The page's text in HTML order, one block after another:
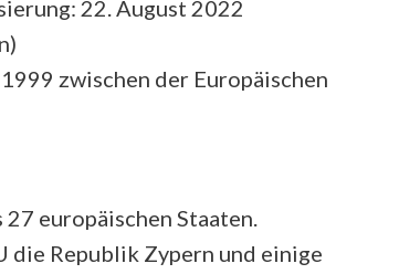
22. August 2022
)
zwischen der Europäischen
europäischen Staaten.
die Republik Zypern und einige